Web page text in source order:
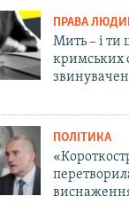
ПРАВА
Мить – і ти
кримських
ПОЛІТИКА